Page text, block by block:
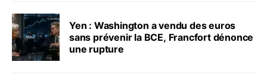
Yen : Washington a vendu des euros
sans prévenir la BCE, Francfort dénonce
une rupture